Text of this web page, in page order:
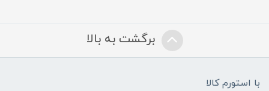
برگشت به بالا
با استورم کالا